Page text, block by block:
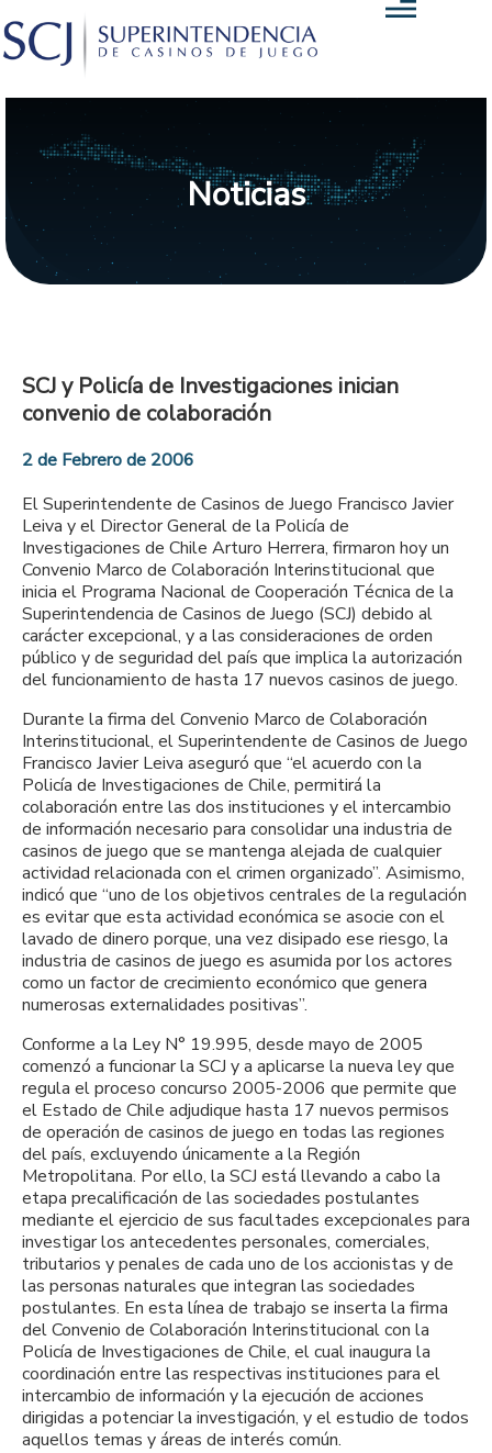
Noticias
SCJ y Policía de Investigaciones inician
convenio de colaboración
2 de Febrero de 2006
El Superintendente de Casinos de Juego Francisco Javier
Leiva y el Director General de la Policía de
Investigaciones de Chile Arturo Herrera, firmaron hoy un
Convenio Marco de Colaboración Interinstitucional que
inicia el Programa Nacional de Cooperación Técnica de la
Superintendencia de Casinos de Juego (SCJ) debido al
carácter excepcional, y a las consideraciones de orden
público y de seguridad del país que implica la autorización
del funcionamiento de hasta 17 nuevos casinos de juego.
Durante la firma del Convenio Marco de Colaboración
Interinstitucional, el Superintendente de Casinos de Juego
Francisco Javier Leiva aseguró que “el acuerdo con la
Policía de Investigaciones de Chile, permitirá la
colaboración entre las dos instituciones y el intercambio
de información necesario para consolidar una industria de
casinos de juego que se mantenga alejada de cualquier
actividad relacionada con el crimen organizado”. Asimismo,
indicó que “uno de los objetivos centrales de la regulación
es evitar que esta actividad económica se asocie con el
lavado de dinero porque, una vez disipado ese riesgo, la
industria de casinos de juego es asumida por los actores
como un factor de crecimiento económico que genera
numerosas externalidades positivas”.
Conforme a la Ley N° 19.995, desde mayo de 2005
comenzó a funcionar la SCJ y a aplicarse la nueva ley que
regula el proceso concurso 2005-2006 que permite que
el Estado de Chile adjudique hasta 17 nuevos permisos
de operación de casinos de juego en todas las regiones
del país, excluyendo únicamente a la Región
Metropolitana. Por ello, la SCJ está llevando a cabo la
etapa precalificación de las sociedades postulantes
mediante el ejercicio de sus facultades excepcionales para
investigar los antecedentes personales, comerciales,
tributarios y penales de cada uno de los accionistas y de
las personas naturales que integran las sociedades
postulantes. En esta línea de trabajo se inserta la firma
del Convenio de Colaboración Interinstitucional con la
Policía de Investigaciones de Chile, el cual inaugura la
coordinación entre las respectivas instituciones para el
intercambio de información y la ejecución de acciones
dirigidas a potenciar la investigación, y el estudio de todos
aquellos temas y áreas de interés común.